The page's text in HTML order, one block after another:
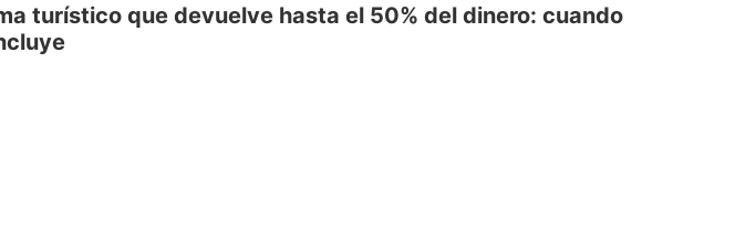
turístico que devuelve hasta el 50% del dinero: cuando